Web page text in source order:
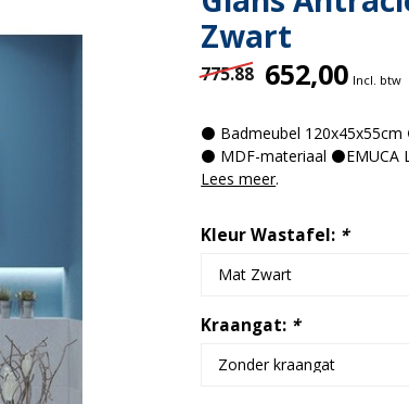
Zwart
775.88 652,00 Incl. btw
⚫ Badmeubel
⚫ MDF-materiaal ⚫EMUCA
Lees meer.
Kleur Wastafel: *
Kraangat: *